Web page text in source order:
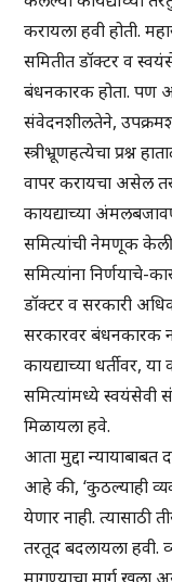
करायला हवी होती.
समितीत डॉक्टर व
बंधनकारक होता. पण
संवेदनशीलतेने,
स्त्रीभ्रूणहत्येचा प्रश्न
वापर करायचा असेल
कायद्याच्या
समित्यांची नेमणूक
समित्यांना निर्णयाचे-
डॉक्टर व सरकारी
सरकारवर बंधनकारक
कायद्याच्या धर्तीवर, या
समित्यांमध्ये स्वयंसेवी
मिळायला हवे.
आता मुद्दा न्यायाबाबत
आहे की, ‘कुठल्याही
येणार नाही. त्यासाठी
तरतूद बदलायला हवी.